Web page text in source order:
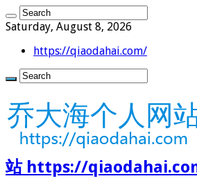
Saturday, August 8, 2026
https://qiaodahai.com/
站 https://